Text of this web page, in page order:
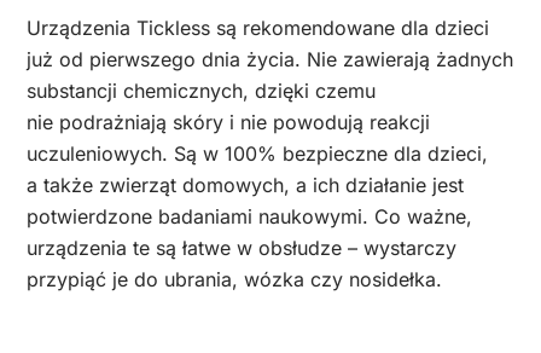
Urządzenia Tickless są rekomendowane dla dzieci
już od pierwszego dnia życia. Nie zawierają żadnych
substancji chemicznych, dzięki czemu
nie podrażniają skóry i nie powodują reakcji
uczuleniowych. Są w 100% bezpieczne dla dzieci,
a także zwierząt domowych, a ich działanie jest
potwierdzone badaniami naukowymi. Co ważne,
urządzenia te są łatwe w obsłudze – wystarczy
przypiąć je do ubrania, wózka czy nosidełka.